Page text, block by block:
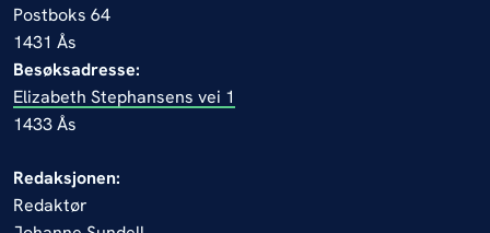
Postboks 64
1431 Ås
Besøksadresse:
Elizabeth Stephansens vei 1
1433 Ås
Redaksjonen:
Redaktør